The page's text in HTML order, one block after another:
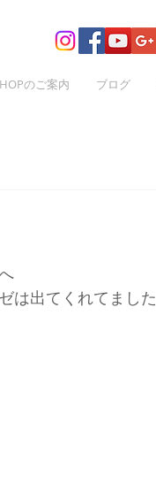
のご案内 ブログ
は出てくれてました